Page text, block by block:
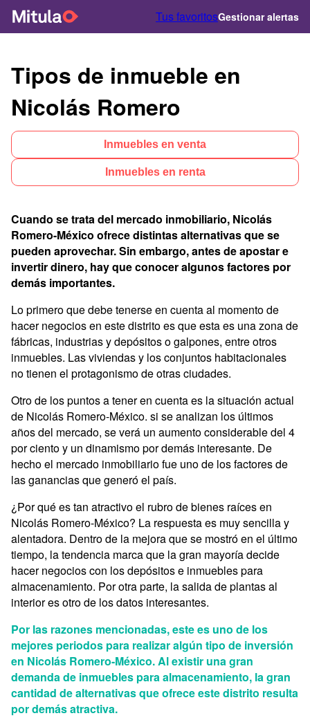
Tus favoritosGestionar alertas
Tipos de inmueble en
Nicolás Romero
Inmuebles en venta
Inmuebles en renta
Cuando se trata del mercado inmobiliario, Nicolás
Romero-México ofrece distintas alternativas que se
pueden aprovechar. Sin embargo, antes de apostar e
invertir dinero, hay que conocer algunos factores por
demás importantes.
Lo primero que debe tenerse en cuenta al momento de
hacer negocios en este distrito es que esta es una zona de
fábricas, industrias y depósitos o galpones, entre otros
inmuebles. Las viviendas y los conjuntos habitacionales
no tienen el protagonismo de otras ciudades.
Otro de los puntos a tener en cuenta es la situación actual
de Nicolás Romero-México. si se analizan los últimos
años del mercado, se verá un aumento considerable del 4
por ciento y un dinamismo por demás interesante. De
hecho el mercado inmobiliario fue uno de los factores de
las ganancias que generó el país.
¿Por qué es tan atractivo el rubro de bienes raíces en
Nicolás Romero-México? La respuesta es muy sencilla y
alentadora. Dentro de la mejora que se mostró en el último
tiempo, la tendencia marca que la gran mayoría decide
hacer negocios con los depósitos e inmuebles para
almacenamiento. Por otra parte, la salida de plantas al
interior es otro de los datos interesantes.
Por las razones mencionadas, este es uno de los
mejores periodos para realizar algún tipo de inversión
en Nicolás Romero-México. Al existir una gran
demanda de inmuebles para almacenamiento, la gran
cantidad de alternativas que ofrece este distrito resulta
por demás atractiva.